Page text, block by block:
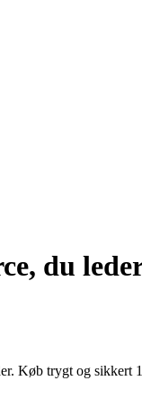
du
Køb trygt og